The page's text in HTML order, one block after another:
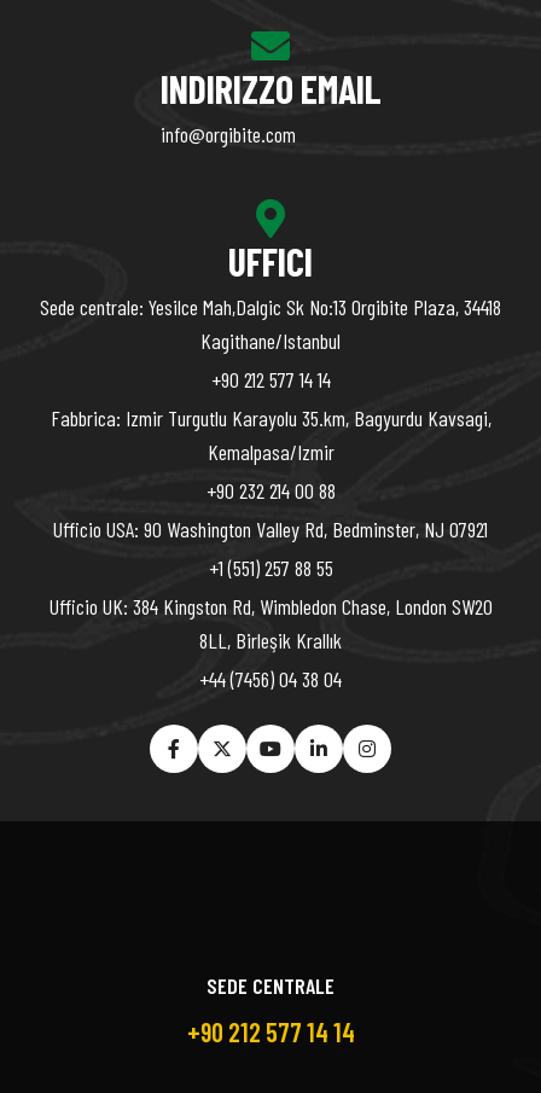
INDIRIZZO EMAIL
info@orgibite.com
UFFICI
Sede centrale: Yesilce Mah,Dalgic Sk No:13 Orgibite Plaza, 34418
Kagithane/Istanbul
+90 212 577 14 14
Fabbrica: Izmir Turgutlu Karayolu 35.km, Bagyurdu Kavsagi,
Kemalpasa/Izmir
+90 232 214 00 88
Ufficio USA: 90 Washington Valley Rd, Bedminster, NJ 07921
+1 (551) 257 88 55
Ufficio UK: 384 Kingston Rd, Wimbledon Chase, London SW20
8LL, Birleşik Krallık
+44 (7456) 04 38 04
SEDE CENTRALE
+90 212 577 14 14